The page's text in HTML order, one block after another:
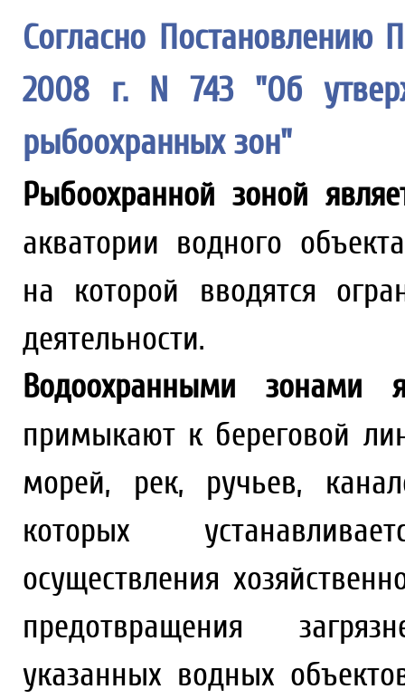
Согласно Постановлению
2008 г. N 743 "Об
рыбоохранных зон"
Рыбоохранной зоной
акватории водного
на которой вводятся
деятельности.
Водоохранными зонами
примыкают к береговой
морей, рек, ручьев,
которых
осуществления
предотвращения
указанных водных